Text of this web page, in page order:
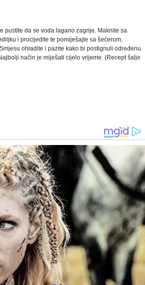
pustite da se voda lagano zagrije. Maknite sa
i procijedite te pomiješajte sa šećerom,
ohladite i pazite kako bi postignuli određenu
način je miješati cijelo vrijeme. (Recept šalje